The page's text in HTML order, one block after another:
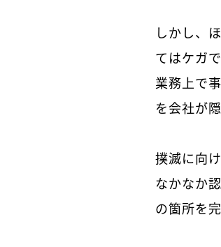
しかし、
てはケガ
業務上で
を会社が
撲滅に向
なかなか
の箇所を